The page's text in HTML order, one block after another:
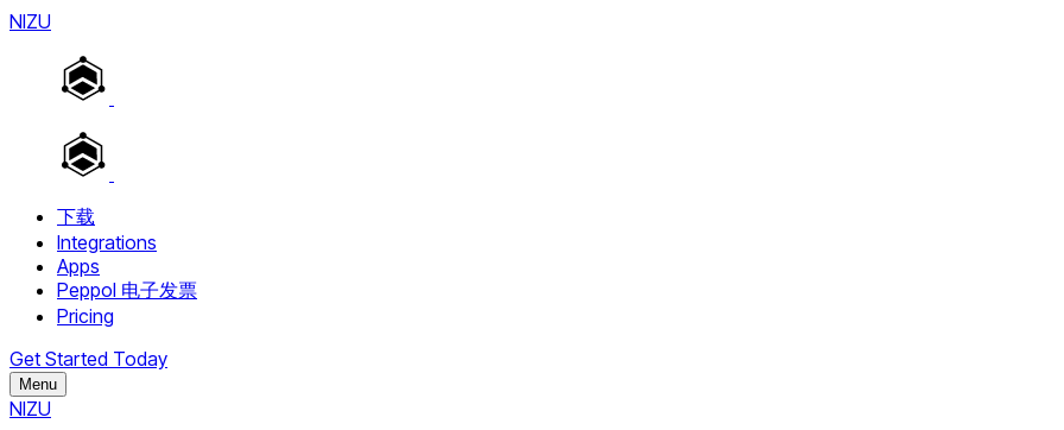
NIZU
下载
Integrations
Apps
Peppol 电子发票
Pricing
Get Started Today
Menu
NIZU